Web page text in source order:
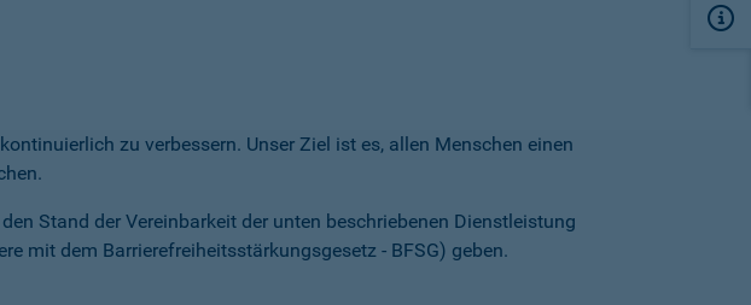
zu verbessern. Unser Ziel ist es, allen Menschen einen
Stand der Vereinbarkeit der unten beschriebenen Dienstleistung
mit dem Barrierefreiheitsstärkungsgesetz - BFSG) geben.